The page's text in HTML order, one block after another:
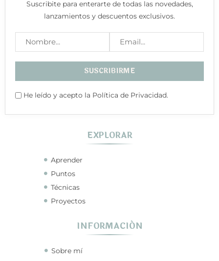
Suscribite para enterarte de todas las novedades,
lanzamientos y descuentos exclusivos.
He leído y acepto la Política de Privacidad.
EXPLORAR
Aprender
Puntos
Técnicas
Proyectos
INFORMACIÓN
Sobre mí